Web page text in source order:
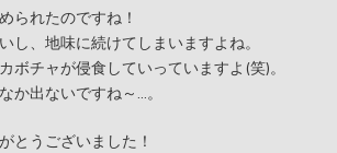
られたのですね！
し、地味に続けてしまいますよね。
ボチャが侵食していっていますよ(笑)。
か出ないですね～…。
とうございました！